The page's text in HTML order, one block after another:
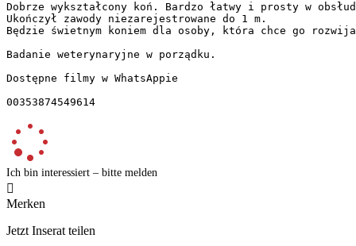
Dobrze wykształcony koń. Bardzo łatwy i prosty w
Ukończył zawody niezarejestrowane do 1 m.
Będzie świetnym koniem dla osoby, która chce go
Badanie weterynaryjne w porządku.
Dostępne filmy w WhatsAppie
00353874549614
Ich bin interessiert – bitte melden

Merken
Jetzt Inserat teilen